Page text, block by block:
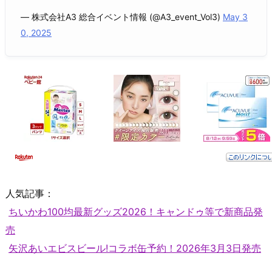
— 株式会社A3 総合イベント情報 (@A3_event_Vol3) May 3
0, 2025
人気記事：
ちいかわ100均最新グッズ2026！キャンドゥ等で新商品発
売
矢沢あいエビスビール!コラボ缶予約！2026年3月3日発売